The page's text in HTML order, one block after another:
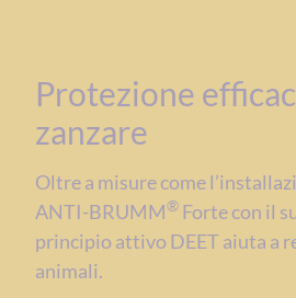
Protezione
zanzare
Oltre a misure come
ANTI-BRUMM® Forte con il
principio attivo DEET aiuta a
animali.